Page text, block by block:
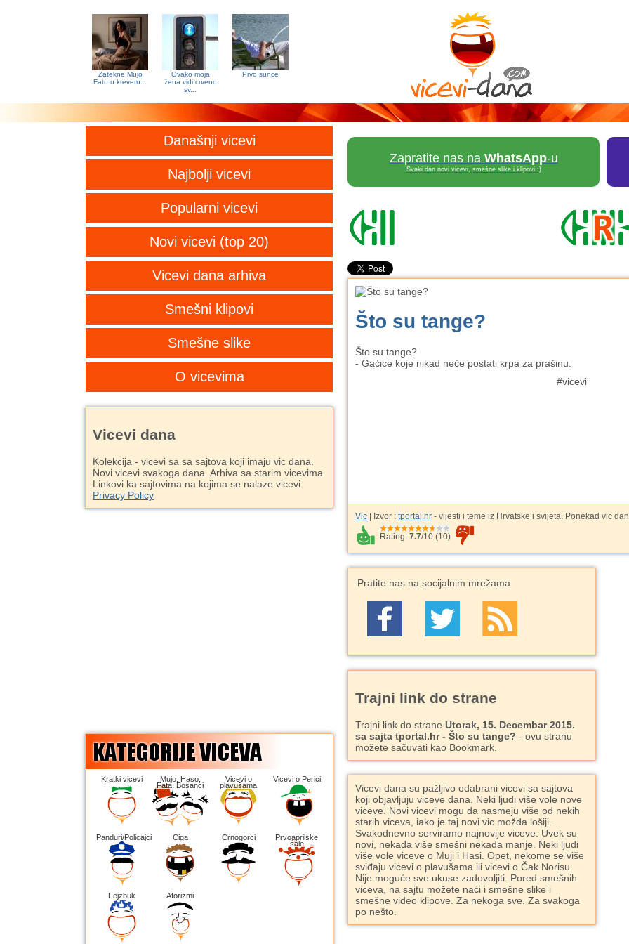
Zatekne Mujo
Fatu u krevetu...
Ovako moja
žena vidi crveno
sv...
Prvo sunce
Današnji vicevi
Najbolji vicevi
Popularni vicevi
Novi vicevi (top 20)
Vicevi dana arhiva
Smešni klipovi
Smešne slike
O vicevima
Zapratite nas na WhatsApp-u
Svaki dan novi vicevi, smešne slike i klipovi :)
Što su tange?
Što su tange?
- Gaćice koje nikad neće postati krpa za prašinu.
#vicevi
Vic | Izvor : tportal.hr - vijesti i teme iz Hrvatske i svijeta. Ponekad vic
Rating: 7.7/10 (10)
Pratite nas na socijalnim mrežama
Trajni link do strane
Trajni link do strane Utorak, 15. Decembar 2015.
sa sajta tportal.hr - Što su tange? - ovu stranu
možete sačuvati kao Bookmark.
Vicevi dana su pažljivo odabrani vicevi sa sajtova
koji objavljuju viceve dana. Neki ljudi više vole nove
viceve. Novi vicevi mogu da nasmeju više od nekih
starih viceva, iako je taj novi vic možda lošiji.
Svakodnevno serviramo najnovije viceve. Uvek su
novi, nekada više smešni nekada manje. Neki ljudi
više vole viceve o Muji i Hasi. Opet, nekome se više
sviđaju vicevi o plavušama ili vicevi o Čak Norisu.
Nije moguće sve ukuse zadovoljiti. Pored smešnih
viceva, na sajtu možete naći i smešne slike i
smešne video klipove. Za nekoga sve. Za svakoga
po nešto.
Vicevi dana
Kolekcija - vicevi sa sa sajtova koji imaju vic dana.
Novi vicevi svakoga dana. Arhiva sa starim vicevima.
Linkovi ka sajtovima na kojima se nalaze vicevi.
Privacy Policy
Kratki vicevi Mujo, Haso,
Fata, Bosanci
Vicevi o
plavušama
Vicevi o Perici
Panduri/Policajci Ciga Crnogorci Prvoaprilske
šale
Fejzbuk Aforizmi